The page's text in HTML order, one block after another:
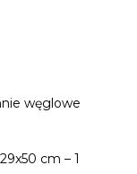
węglowe
cm – 1